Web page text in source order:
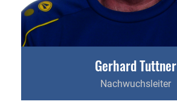
Gerhard Tuttner
Nachwuchsleiter